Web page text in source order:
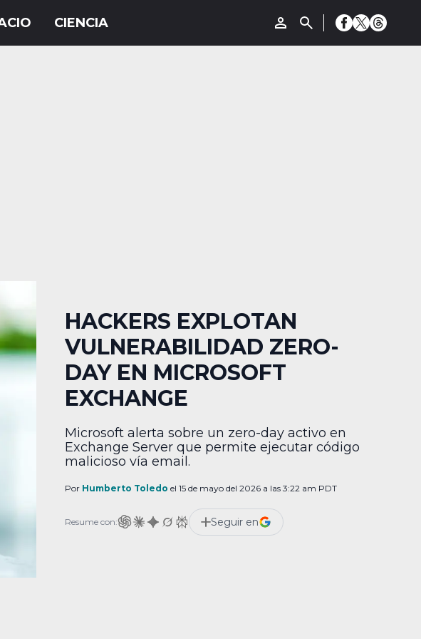
HACKERS EXPLOTAN
VULNERABILIDAD ZERO-
DAY EN MICROSOFT
EXCHANGE
Microsoft alerta sobre un zero-day activo en
Exchange Server que permite ejecutar código
malicioso vía email.
Por Humberto Toledo el 15 de mayo del 2026 a las 3:22 am PDT
Resume con: Seguir en